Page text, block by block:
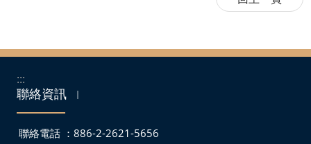
:::
聯絡資訊 ｜
聯絡電話 ：886-2-2621-5656